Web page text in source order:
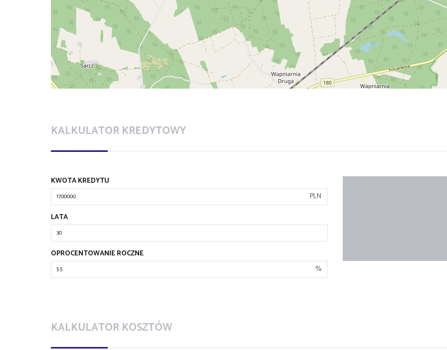
KALKULATOR KREDYTOWY
KWOTA KREDYTU
PLN
LATA
OPROCENTOWANIE ROCZNE
%
KALKULATOR KOSZTÓW